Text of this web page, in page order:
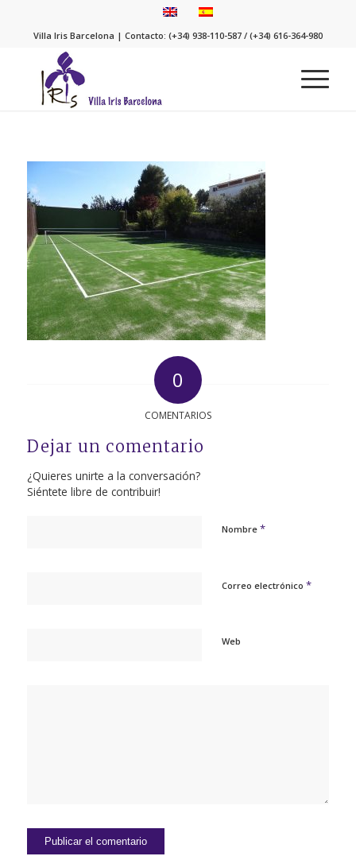
Villa Iris Barcelona | Contacto: (+34) 938-110-587 / (+34) 616-364-980
0
COMENTARIOS
Dejar un comentario
¿Quieres unirte a la conversación?
Siéntete libre de contribuir!
Nombre *
Correo electrónico *
Web